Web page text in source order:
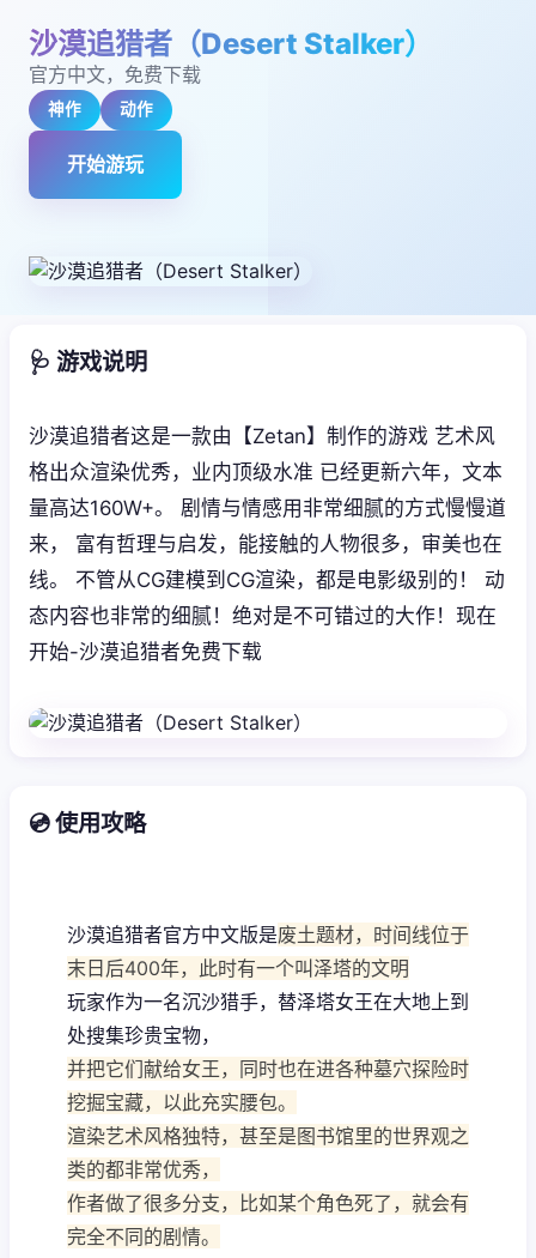
沙漠追猎者（Desert Stalker）
官方中文，免费下载
神作 动作
开始游玩
🩺 游戏说明
沙漠追猎者这是一款由【Zetan】制作的游戏 艺术风
格出众渲染优秀，业内顶级水准 已经更新六年，文本
量高达160W+。 剧情与情感用非常细腻的方式慢慢道
来， 富有哲理与启发，能接触的人物很多，审美也在
线。 不管从CG建模到CG渲染，都是电影级别的！ 动
态内容也非常的细腻！绝对是不可错过的大作！现在
开始-沙漠追猎者免费下载
💿 使用攻略
沙漠追猎者官方中文版是废土题材，时间线位于
末日后400年，此时有一个叫泽塔的文明
玩家作为一名沉沙猎手，替泽塔女王在大地上到
处搜集珍贵宝物，
并把它们献给女王，同时也在进各种墓穴探险时
挖掘宝藏，以此充实腰包。
渲染艺术风格独特，甚至是图书馆里的世界观之
类的都非常优秀，
作者做了很多分支，比如某个角色死了，就会有
完全不同的剧情。